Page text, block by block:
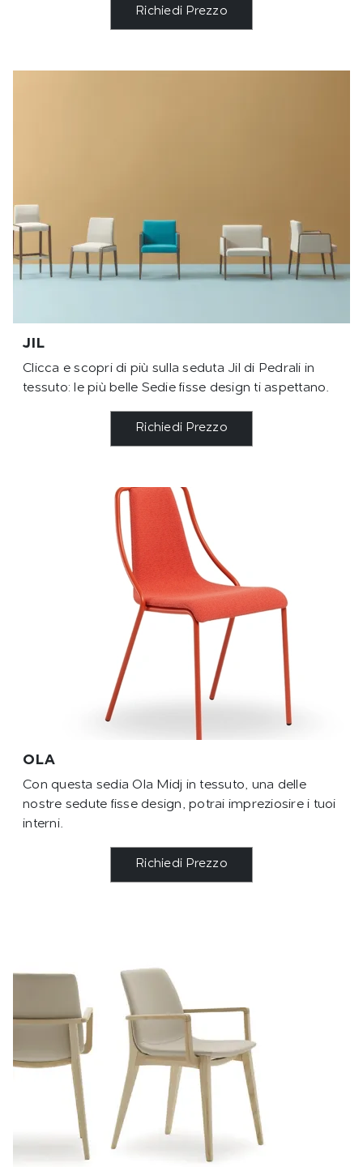
Richiedi Prezzo
JIL
Clicca e scopri di più sulla seduta Jil di Pedrali in
tessuto: le più belle Sedie fisse design ti aspettano.
Richiedi Prezzo
OLA
Con questa sedia Ola Midj in tessuto, una delle
nostre sedute fisse design, potrai impreziosire i tuoi
interni.
Richiedi Prezzo